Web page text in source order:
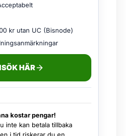
kr utan UC (Bisnode)
HÄR
kostar pengar!
inte kan betala tillbaka
i tid riskerar du en